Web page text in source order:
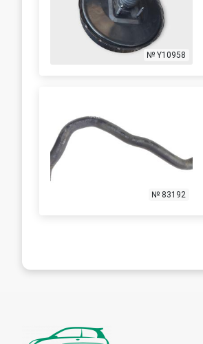
№ Y10958
№ 83192